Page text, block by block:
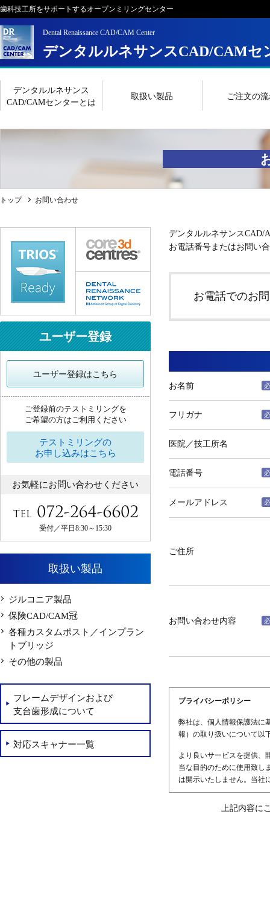
歯科技工所をサポートするオープンミリングセンター
Dental Renaissance CAD/CAM Center
デンタルルネサンスCAD/CAMセ
デンタルルネサンス
CAD/CAMセンターとは
取扱い製品 ご注文の
トップ お問い合わせ
デンタルルネサンスCAD/
お電話番号またはお問い
お電話でのお
お名前
フリガナ
医院／技工所名
電話番号
メールアドレス
ご住所
お問い合わせ内容
プライバシーポリシー
弊社は、個人情報保護法に
報）の取り扱いについて以
より良いサービスを提供、
当な目的のために使用致し
は開示いたしません。当社
上記内容に
ユーザー登録
ユーザー登録はこちら
ご登録前のテストミリングを
ご希望の方はご利用ください
テストミリングの
お申し込みはこちら
お気軽にお問い合わせください
受付／平日8:30～15:30
取扱い製品
ジルコニア製品
保険CAD/CAM冠
各種カスタムポスト／インプラン
トブリッジ
その他の製品
フレームデザインおよび
支台歯形成について
対応スキャナー一覧